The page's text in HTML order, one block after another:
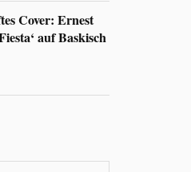
Cover: Ernest
auf Baskisch